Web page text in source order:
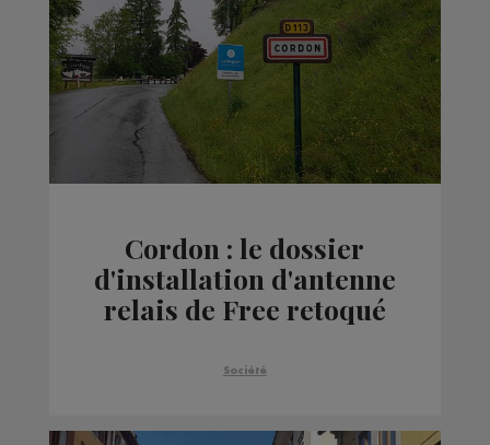
Cordon : le dossier
d'installation d'antenne
relais de Free retoqué
Société